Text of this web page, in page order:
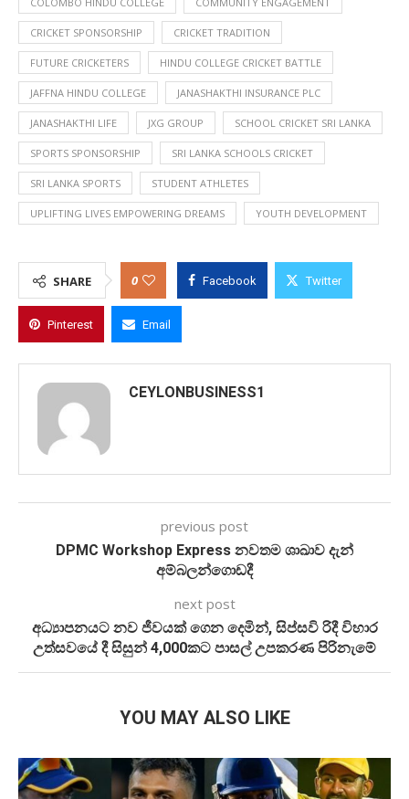
CRICKET SPONSORSHIP CRICKET TRADITION
FUTURE CRICKETERS HINDU COLLEGE CRICKET BATTLE
JAFFNA HINDU COLLEGE JANASHAKTHI INSURANCE PLC
JANASHAKTHI LIFE JXG GROUP SCHOOL CRICKET SRI LANKA
SPORTS SPONSORSHIP SRI LANKA SCHOOLS CRICKET
SRI LANKA SPORTS STUDENT ATHLETES
UPLIFTING LIVES EMPOWERING DREAMS YOUTH DEVELOPMENT
SHARE 0 Facebook Twitter
Pinterest Email
CEYLONBUSINESS1
previous post
DPMC Workshop Express නවතම ශාඛාව දැන්
අම්බලන්ගොඩදී
next post
අධ්‍යාපනයට නව ජීවයක් ගෙන දෙමින්, සිප්සවි රිදී විහාර
උත්සවයේ දී සිසුන් 4,000කට පාසල් උපකරණ පිරිනැමේ
YOU MAY ALSO LIKE